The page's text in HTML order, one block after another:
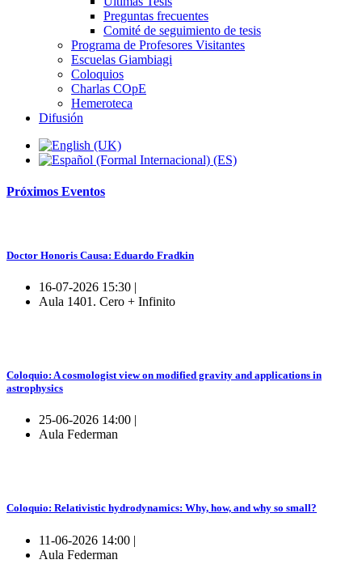
Preguntas frecuentes
Comité de seguimiento de tesis
Programa de Profesores Visitantes
Escuelas Giambiagi
Coloquios
Charlas COpE
Hemeroteca
Difusión
Próximos Eventos
Doctor Honoris Causa: Eduardo Fradkin
16-07-2026 15:30 |
Aula 1401. Cero + Infinito
Coloquio: A cosmologist view on modified gravity and applications in
astrophysics
25-06-2026 14:00 |
Aula Federman
Coloquio: Relativistic hydrodynamics: Why, how, and why so small?
11-06-2026 14:00 |
Aula Federman